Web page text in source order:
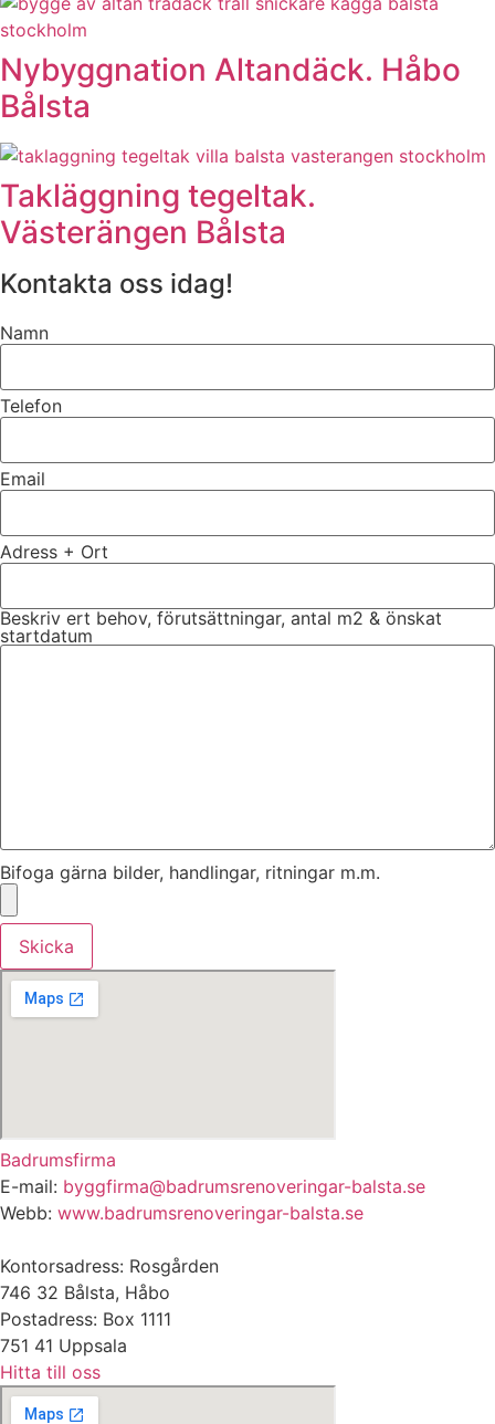
Nybyggnation Altandäck. Håbo
Bålsta
Takläggning tegeltak.
Västerängen Bålsta
Kontakta oss idag!
Namn
Telefon
Email
Adress + Ort
Beskriv ert behov, förutsättningar, antal m2 & önskat
startdatum
Bifoga gärna bilder, handlingar, ritningar m.m.
Skicka
Badrumsfirma
E-mail: byggfirma@badrumsrenoveringar-balsta.se
Webb: www.badrumsrenoveringar-balsta.se
Kontorsadress: Rosgården
746 32 Bålsta, Håbo
Postadress: Box 1111
751 41 Uppsala
Hitta till oss